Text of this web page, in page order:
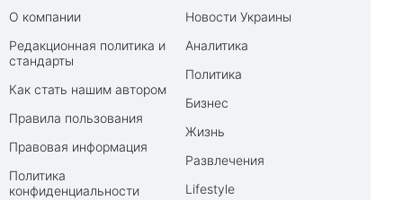
О компании
Редакционная политика и
стандарты
Как стать нашим автором
Правила пользования
Правовая информация
Политика
конфиденциальности
Новости Украины
Аналитика
Политика
Бизнес
Жизнь
Развлечения
Lifestyle